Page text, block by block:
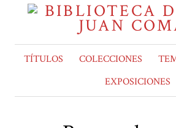
TÍTULOS COLECCIONES
EXPOSICIONES